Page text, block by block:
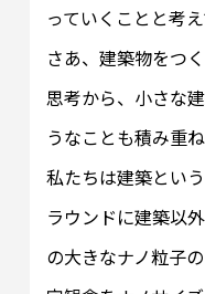
っていくことと考え
さあ、建築物をつ
思考から、小さな
うなことも積み重
私たちは建築とい
ラウンドに建築以
の大きなナノ粒子